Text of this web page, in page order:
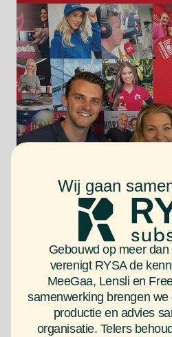
en mos met onze
afdekmaterialen.
Lees meer
Wij gaan
Gebouwd op meer
verenigt RYSA de
MeeGaa, Lensli en
samenwerking brengen
productie en advies
organisatie. Telers